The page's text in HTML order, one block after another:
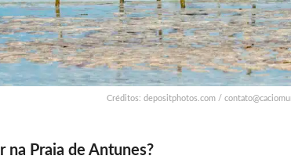
Créditos: depositphotos.com /
na Praia de Antunes?